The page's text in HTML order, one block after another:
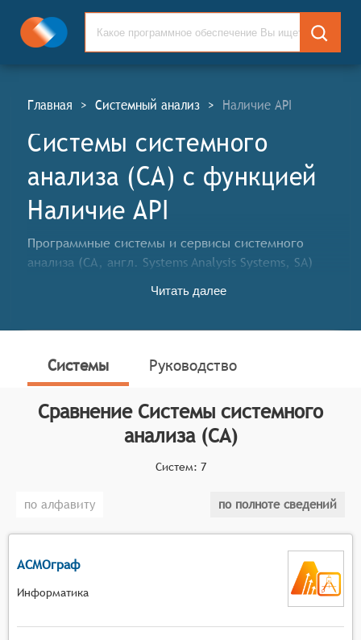
Главная > Системный анализ > Наличие API
Системы системного
анализа (СА) c функцией
Наличие API
Программные системы и сервисы системного
анализа (СА, англ. Systems Analysis Systems, SA)
моделирования систем: информационных систем,
определяет конкретные функциональные критерии
для систем. Для включения в категорию Систем
системного анализа, программный продукт должен
выполнять следующие функции:
рассматриваемой системой и её процессами.
Моделирование: система должна обладать
возможностью создания моделей, которые
будут выражать сложные процессы, а также
позволять экспериментировать с различными
определения наилучших вариантов
Читать далее
Системы Руководство
Сравнение Системы системного
анализа (СА)
Систем: 7
по алфавиту по полноте сведений
АСМОграф
Информатика